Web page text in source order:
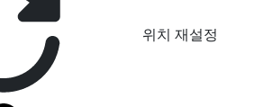
위치 재설정